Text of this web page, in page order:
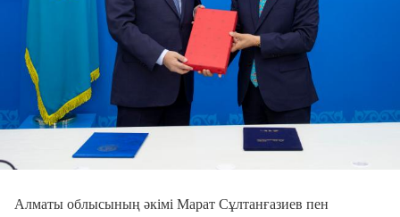
Алматы облысының әкімі Марат Сұлтанғазиев пен